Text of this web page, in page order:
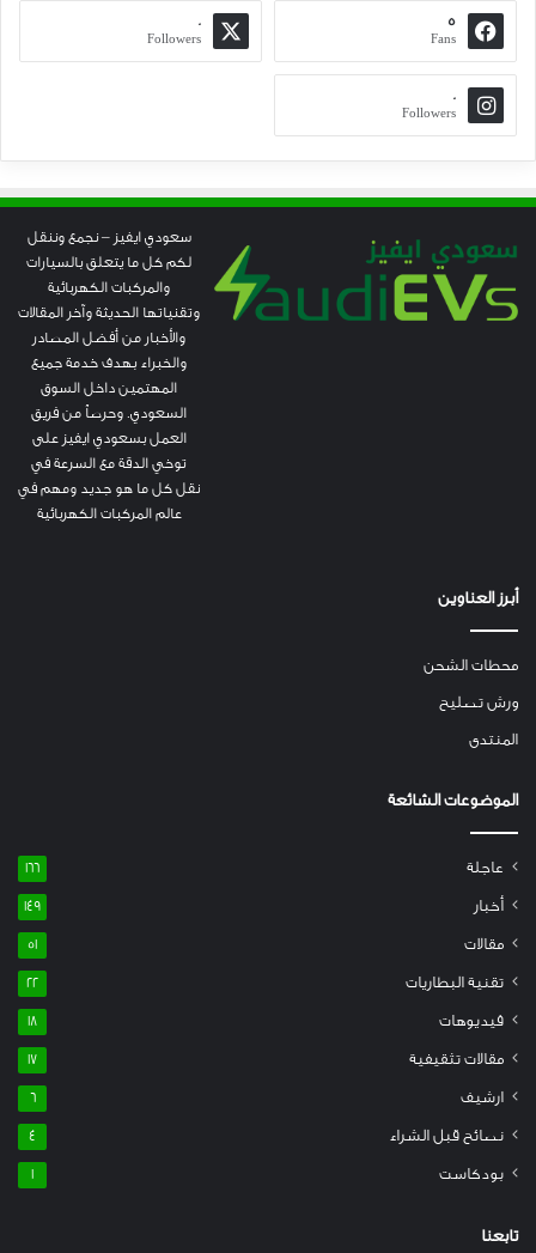
5
Fans
0
Followers
0
Followers
سعودي ايفيز – نجمع وننقل
لكم كل ما يتعلق بالسيارات
والمركبات الكهربائية
وتقنياتها الحديثة وآخر المقالات
والأخبار من أفضل المصادر
والخبراء بهدف خدمة جميع
المهتمين داخل السوق
السعودي. وحرصاً من فريق
العمل بسعودي ايفيز على
توخي الدقة مع السرعة في
نقل كل ما هو جديد ومهم في
عالم المركبات الكهربائية
أبرز العناوين
محطات الشحن
ورش تصليح
المنتدى
الموضوعات الشائعة
عاجلة 166
أخبار 149
مقالات 51
تقنية البطاريات 22
فيديوهات 18
مقالات تثقيفية 17
ارشيف 6
نصائح قبل الشراء 4
بودكاست 1
تابعنا